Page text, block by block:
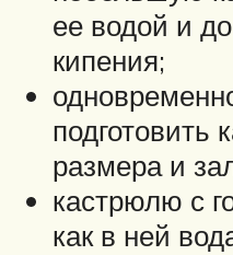
ее водой и
кипения;
подготовить
размера и
кастрюлю с
как в ней